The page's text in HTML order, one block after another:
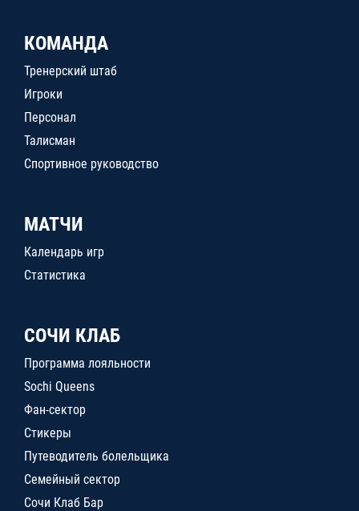
КОМАНДА
Тренерский штаб
Игроки
Персонал
Талисман
Спортивное руководство
МАТЧИ
Календарь игр
Статистика
СОЧИ КЛАБ
Программа лояльности
Sochi Queens
Фан-сектор
Стикеры
Путеводитель болельщика
Семейный сектор
Сочи Клаб Бар